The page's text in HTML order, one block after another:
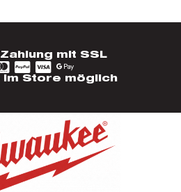
Zahlung mit SSL
im Store möglich